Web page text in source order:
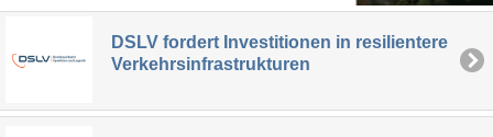
DSLV fordert Investitionen in resilientere
Verkehrsinfrastrukturen